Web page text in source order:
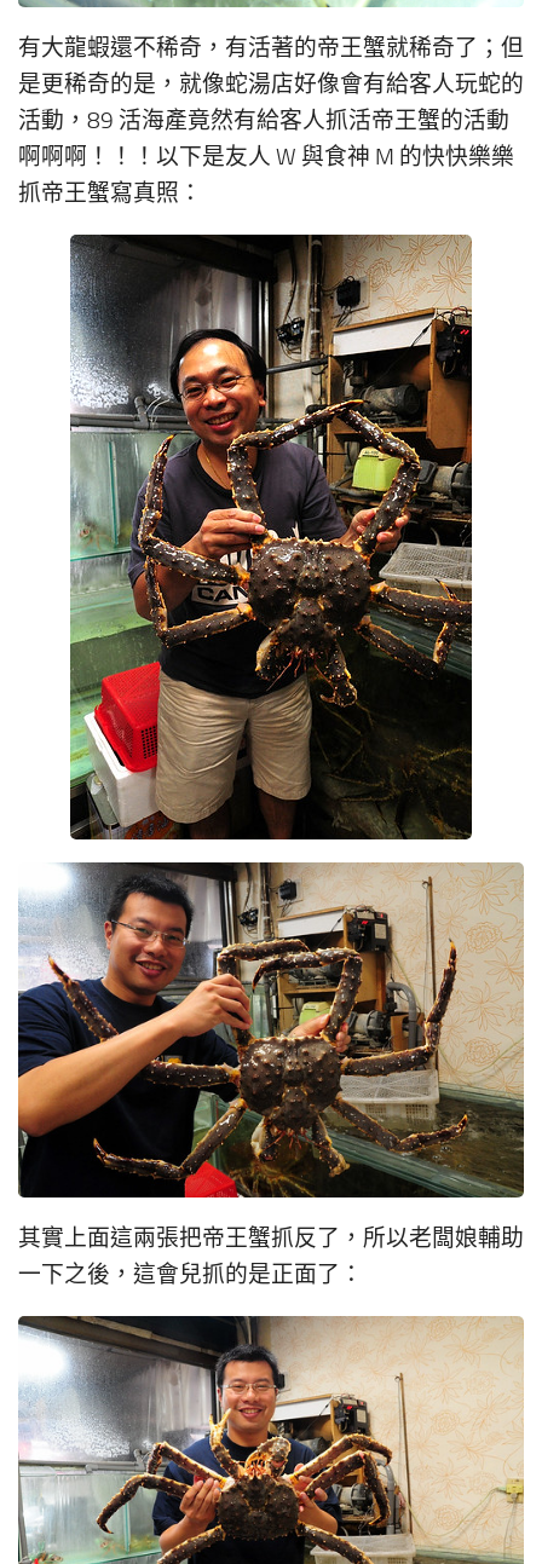
有大龍蝦還不稀奇，有活著的帝王蟹就稀奇了；但
是更稀奇的是，就像蛇湯店好像會有給客人玩蛇的
活動，89 活海產竟然有給客人抓活帝王蟹的活動
啊啊啊！！！以下是友人 W 與食神 M 的快快樂樂
抓帝王蟹寫真照：
其實上面這兩張把帝王蟹抓反了，所以老闆娘輔助
一下之後，這會兒抓的是正面了：